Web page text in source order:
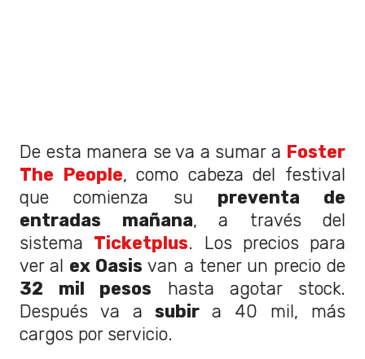
De esta manera se va a sumar a Foster
The People, como cabeza del festival
que comienza su preventa de
entradas mañana, a través del
sistema Ticketplus. Los precios para
ver al ex Oasis van a tener un precio de
32 mil pesos hasta agotar stock.
Después va a subira 40 mil, más
cargos por servicio.